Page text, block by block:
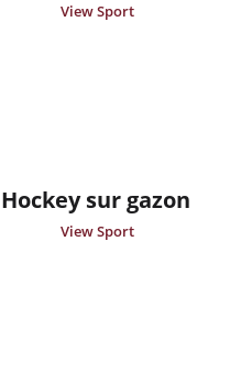
View Sport
Hockey sur gazon
View Sport